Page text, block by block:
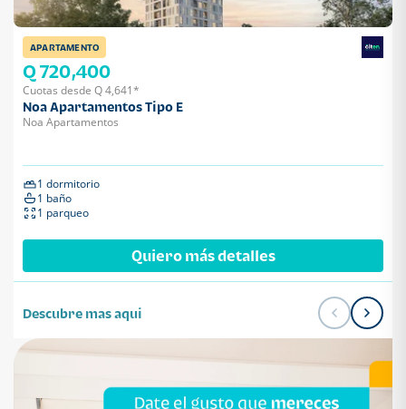
APARTAMENTO
Q 720,400
Cuotas desde Q 4,641*
Noa Apartamentos Tipo E
Noa Apartamentos
1 dormitorio
1 baño
1 parqueo
Quiero más detalles
Descubre mas aqui